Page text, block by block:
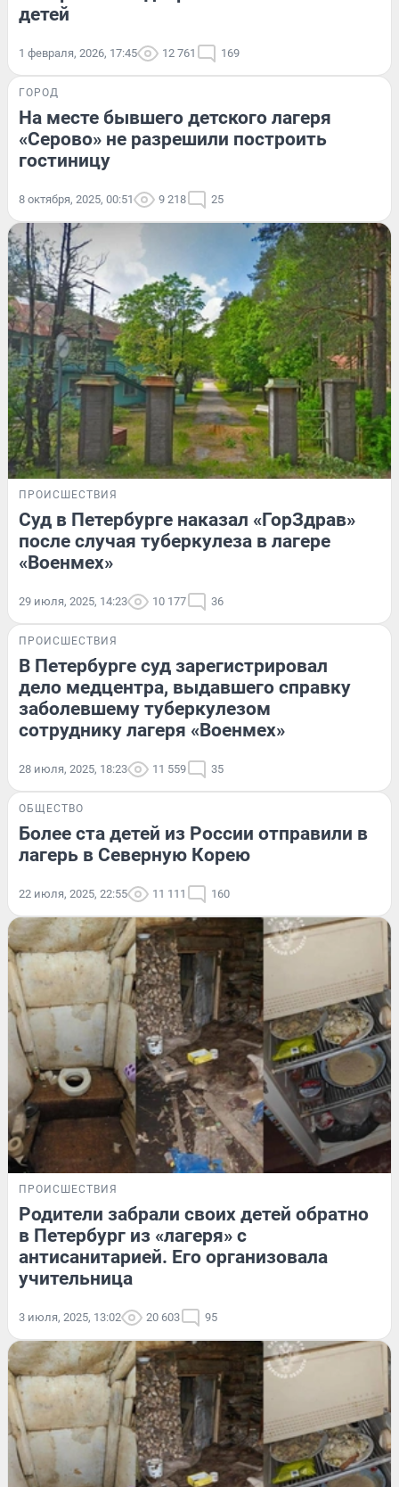
детей
1 февраля, 2026, 17:45 12 761 169
ГОРОД
На месте бывшего детского лагеря
«Серово» не разрешили построить
гостиницу
8 октября, 2025, 00:51 9 218 25
ПРОИСШЕСТВИЯ
Суд в Петербурге наказал «ГорЗдрав»
после случая туберкулеза в лагере
«Военмех»
29 июля, 2025, 14:23 10 177 36
ПРОИСШЕСТВИЯ
В Петербурге суд зарегистрировал
дело медцентра, выдавшего справку
заболевшему туберкулезом
сотруднику лагеря «Военмех»
28 июля, 2025, 18:23 11 559 35
ОБЩЕСТВО
Более ста детей из России отправили в
лагерь в Северную Корею
22 июля, 2025, 22:55 11 111 160
ПРОИСШЕСТВИЯ
Родители забрали своих детей обратно
в Петербург из «лагеря» с
антисанитарией. Его организовала
учительница
3 июля, 2025, 13:02 20 603 95